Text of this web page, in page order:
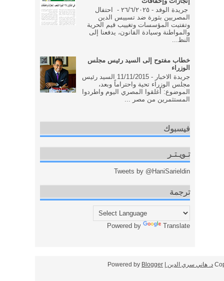
جريدة الوفد - ٢٦/٦/٢٠٢٥ - احتفال
المصريين بثورة ضد تسييس الدين
وتفتيت المؤسسات وتغييب قيم الحرية
والمواطنة وسيادة القانون، يدفعنا إلى
النظ...
خطاب مفتوح إلى السيد رئيس مجلس
الوزراء
جريدة الاخبار - 11/11/2015 السيد رئيس
مجلس الوزراء تحية واحتراماً وبعد،
الموضوع: أغلقوا المصري اليوم واطردوا
المستثمرين من مصر ...
فيسبوك
تـويـتـر
Tweets by @HaniSarieldin
ترجمة
Powered by Translate
د. هاني سري الدين | Powered by
Blogger